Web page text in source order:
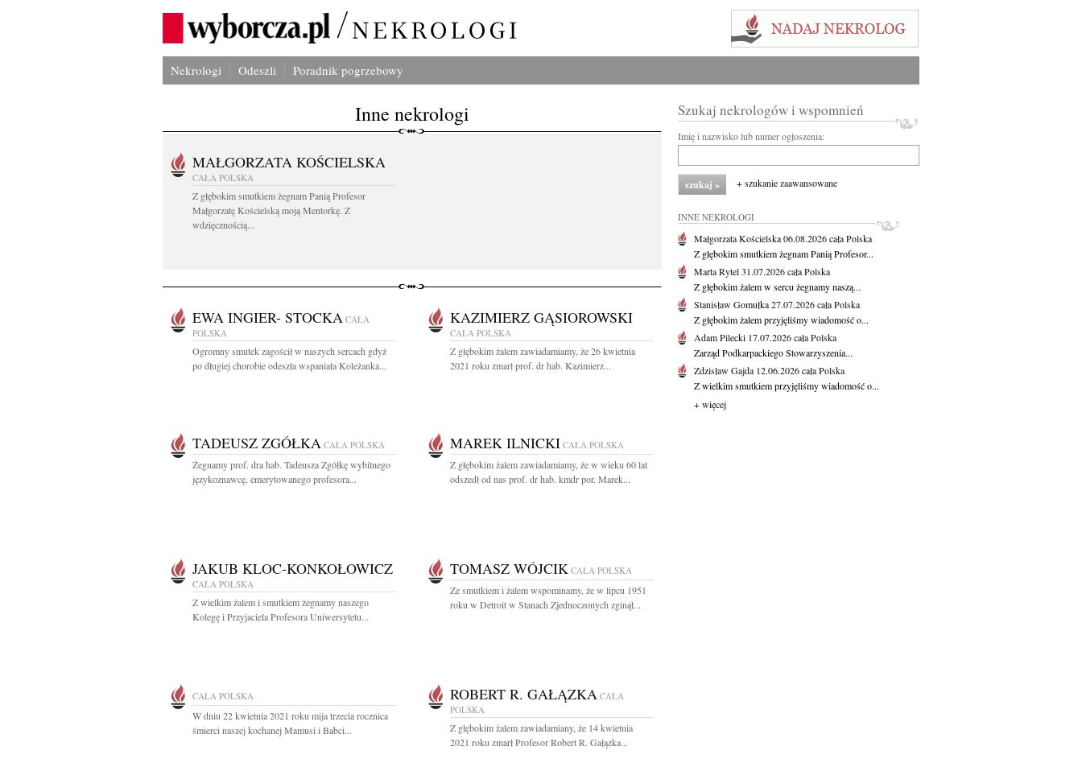
Nekrologi Odeszli Poradnik pogrzebowy
Inne nekrologi
MAŁGORZATA KOŚCIELSKA
CAŁA POLSKA
Z głębokim smutkiem żegnam Panią Profesor
Małgorzatę Kościelską moją Mentorkę. Z
wdzięcznością...
EWA INGIER- STOCKA CAŁA
POLSKA
Ogromny smutek zagościł w naszych sercach gdyż
po długiej chorobie odeszła wspaniała Koleżanka...
KAZIMIERZ GĄSIOROWSKI
CAŁA POLSKA
Z głębokim żalem zawiadamiamy, że 26 kwietnia
2021 roku zmarł prof. dr hab. Kazimierz...
TADEUSZ ZGÓŁKA CAŁA POLSKA
Żegnamy prof. dra hab. Tadeusza Zgółkę wybitnego
językoznawcę, emerytowanego profesora...
MAREK ILNICKI CAŁA POLSKA
Z głębokim żalem zawiadamiamy, że w wieku 60 lat
odszedł od nas prof. dr hab. kmdr por. Marek...
JAKUB KLOC-KONKOŁOWICZ
CAŁA POLSKA
Z wielkim żalem i smutkiem żegnamy naszego
Kolegę i Przyjaciela Profesora Uniwersytetu...
TOMASZ WÓJCIK CAŁA POLSKA
Ze smutkiem i żalem wspominamy, że w lipcu 1951
roku w Detroit w Stanach Zjednoczonych zginął...
CAŁA POLSKA
W dniu 22 kwietnia 2021 roku mija trzecia rocznica
śmierci naszej kochanej Mamusi i Babci...
ROBERT R. GAŁĄZKA CAŁA
POLSKA
Z głębokim żalem zawiadamiany, że 14 kwietnia
2021 roku zmarł Profesor Robert R. Gałązka...
Szukaj nekrologów i wspomnień
Imię i nazwisko lub numer ogłoszenia:
+ szukanie zaawansowane
INNE NEKROLOGI
Małgorzata Kościelska06.08.2026cała Polska
Z głębokim smutkiem żegnam Panią Profesor...
Marta Rytel31.07.2026cała Polska
Z głębokim żalem w sercu żegnamy naszą...
Stanisław Gomułka27.07.2026cała Polska
Z głębokim żalem przyjęliśmy wiadomość o...
Adam Pilecki 17.07.2026cała Polska
Zarząd Podkarpackiego Stowarzyszenia...
Zdzisław Gajda 12.06.2026cała Polska
Z wielkim smutkiem przyjęliśmy wiadomość o...
+ więcej